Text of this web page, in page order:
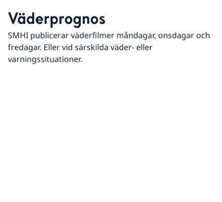
Väderprognos
SMHI publicerar väderfilmer måndagar, onsdagar och
fredagar. Eller vid särskilda väder- eller
varningssituationer.